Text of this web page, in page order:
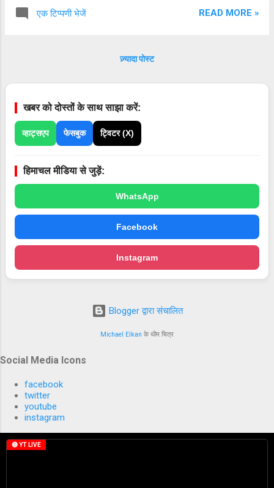
परचून में अल्प मात्रा में चिटटा बेचने का अवैध धंधा कर
गिरफ्तार किया गया है। अभियोग में अन्वेषण ज़ारी है।
एक टिप्पणी भेजें READ MORE »
ज़्यादा पोस्ट
खबर को दोस्तों के साथ साझा करें:
व्हाट्सएप फेसबुक ट्विटर (X)
हिमाचल मीडिया से जुड़ें:
WhatsApp
Facebook
Instagram
Blogger द्वारा संचालित
Michael Elkan के थीम चित्र
Social Media Icons
facebook
twitter
youtube
instagram
🔴 YT LIVE